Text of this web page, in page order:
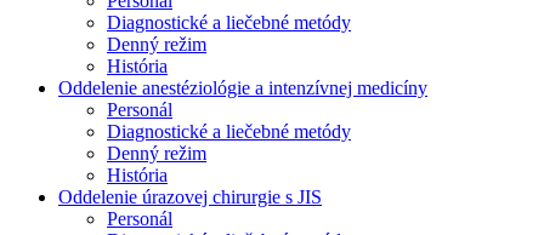
Diagnostické a liečebné metódy
Denný režim
História
Oddelenie anestéziológie a intenzívnej medicíny
Personál
Diagnostické a liečebné metódy
Denný režim
História
Oddelenie úrazovej chirurgie s JIS
Personál